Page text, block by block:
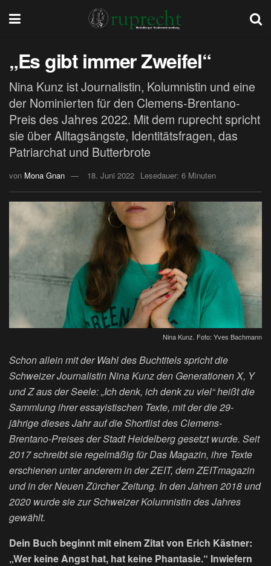
„Es gibt immer Zweifel“
Nina Kunz ist Journalistin, Kolumnistin und eine
der Nominierten für den Clemens-Brentano-
Preis des Jahres 2022. Mit dem ruprecht spricht
sie über Alltagsängste, Identitätsfragen, das
Patriarchat und Butterbrote
von Mona Gnan 18. Juni 2022 Lesedauer: 6 Minuten
Nina Kunz. Foto: Yves Bachmann
Schon allein mit der Wahl des Buchtitels spricht die
Schweizer Journalistin Nina Kunz den Generationen X, Y
und Z aus der Seele: „Ich denk, ich denk zu viel“ heißt die
Sammlung ihrer essayistischen Texte, mit der die 29-
jährige dieses Jahr auf die Shortlist des Clemens-
Brentano-Preises der Stadt Heidelberg gesetzt wurde. Seit
2017 schreibt sie regelmäßig für Das Magazin, ihre Texte
erschienen unter anderem in der ZEIT, dem ZEITmagazin
und in der Neuen Zürcher Zeitung. In den Jahren 2018 und
2020 wurde sie zur Schweizer Kolumnistin des Jahres
gewählt.
Dein Buch beginnt mit einem Zitat von Erich Kästner:
„Wer keine Angst hat, hat keine Phantasie.“ Inwiefern